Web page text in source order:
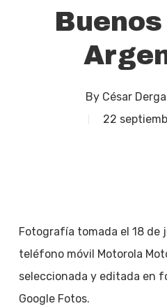
By César
22
Fotografía tomada el 18 de
teléfono móvil Motorola
seleccionada y editada en
Google Fotos.